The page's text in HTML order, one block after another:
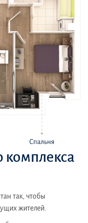
комплекс с
International
Speaking School
больницы, салоны
комплекса
так, чтобы
жителей.